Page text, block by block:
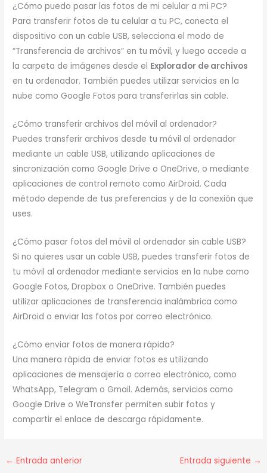
¿Cómo puedo pasar las fotos de mi celular a mi PC?
Para transferir fotos de tu celular a tu PC, conecta el
dispositivo con un cable USB, selecciona el modo de
“Transferencia de archivos” en tu móvil, y luego accede a
la carpeta de imágenes desde el Explorador de archivos
en tu ordenador. También puedes utilizar servicios en la
nube como Google Fotos para transferirlas sin cable.
¿Cómo transferir archivos del móvil al ordenador?
Puedes transferir archivos desde tu móvil al ordenador
mediante un cable USB, utilizando aplicaciones de
sincronización como Google Drive o OneDrive, o mediante
aplicaciones de control remoto como AirDroid. Cada
método depende de tus preferencias y de la conexión que
uses.
¿Cómo pasar fotos del móvil al ordenador sin cable USB?
Si no quieres usar un cable USB, puedes transferir fotos de
tu móvil al ordenador mediante servicios en la nube como
Google Fotos, Dropbox o OneDrive. También puedes
utilizar aplicaciones de transferencia inalámbrica como
AirDroid o enviar las fotos por correo electrónico.
¿Cómo enviar fotos de manera rápida?
Una manera rápida de enviar fotos es utilizando
aplicaciones de mensajería o correo electrónico, como
WhatsApp, Telegram o Gmail. Además, servicios como
Google Drive o WeTransfer permiten subir fotos y
compartir el enlace de descarga rápidamente.
← Entrada anterior Entrada siguiente →